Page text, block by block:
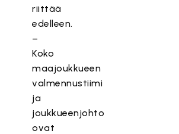
riittää
edelleen.
–
Koko
maajoukkueen
valmennustiimi
ja
joukkueenjohto
ovat